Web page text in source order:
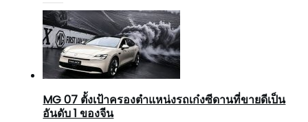
MG 07 ตั้งเป้าครองตำแหน่งรถเก๋งซีดานที่ขายดีเป็น
อันดับ 1 ของจีน